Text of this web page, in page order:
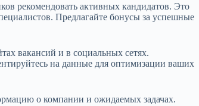
рекомендовать активных кандидатов. Это
Предлагайте бонусы за успешные
вакансий и в социальных сетях.
на данные для оптимизации ваших
о компании и ожидаемых задачах.